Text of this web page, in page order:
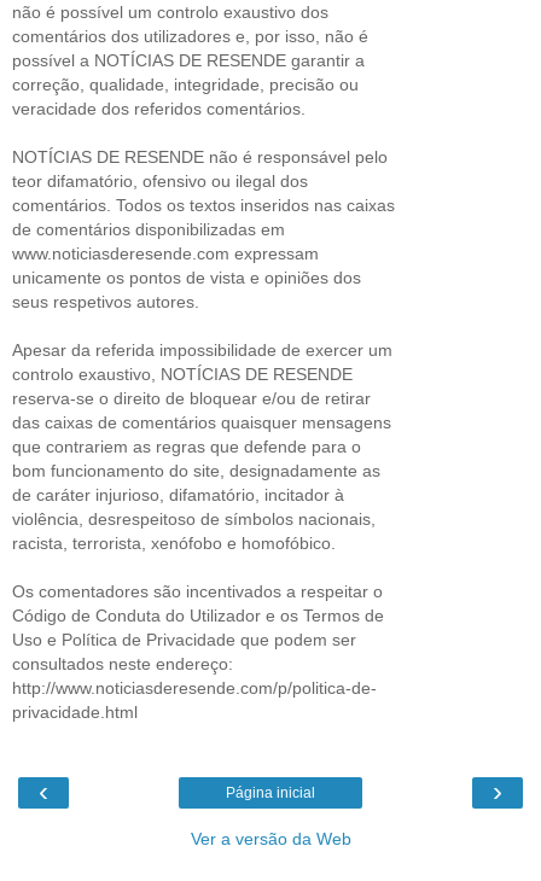
não é possível um controlo exaustivo dos
comentários dos utilizadores e, por isso, não é
possível a NOTÍCIAS DE RESENDE garantir a
correção, qualidade, integridade, precisão ou
veracidade dos referidos comentários.
NOTÍCIAS DE RESENDE não é responsável pelo
teor difamatório, ofensivo ou ilegal dos
comentários. Todos os textos inseridos nas caixas
de comentários disponibilizadas em
www.noticiasderesende.com expressam
unicamente os pontos de vista e opiniões dos
seus respetivos autores.
Apesar da referida impossibilidade de exercer um
controlo exaustivo, NOTÍCIAS DE RESENDE
reserva-se o direito de bloquear e/ou de retirar
das caixas de comentários quaisquer mensagens
que contrariem as regras que defende para o
bom funcionamento do site, designadamente as
de caráter injurioso, difamatório, incitador à
violência, desrespeitoso de símbolos nacionais,
racista, terrorista, xenófobo e homofóbico.
Os comentadores são incentivados a respeitar o
Código de Conduta do Utilizador e os Termos de
Uso e Política de Privacidade que podem ser
consultados neste endereço:
http://www.noticiasderesende.com/p/politica-de-
privacidade.html
‹ ›
Página inicial
Ver a versão da Web